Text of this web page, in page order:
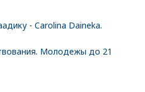
- Carolina Daineka.
Молодежы до 21